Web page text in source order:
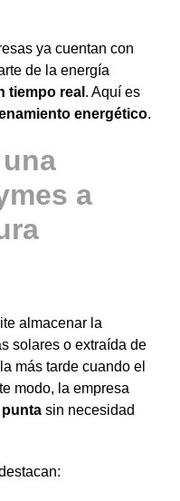
ya cuentan con
de la energía
tiempo real . Aquí es
energético.
a
almacenar la
solares o extraída de
más tarde cuando el
modo, la empresa
sin necesidad